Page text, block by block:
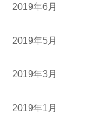
2019年6月
2019年5月
2019年3月
2019年1月